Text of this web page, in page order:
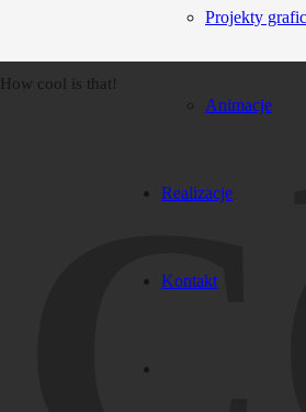
How cool is that!
Projekty
Animacje
Realizacje
Kontakt